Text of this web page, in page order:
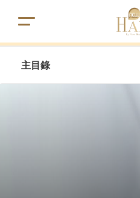
主目錄